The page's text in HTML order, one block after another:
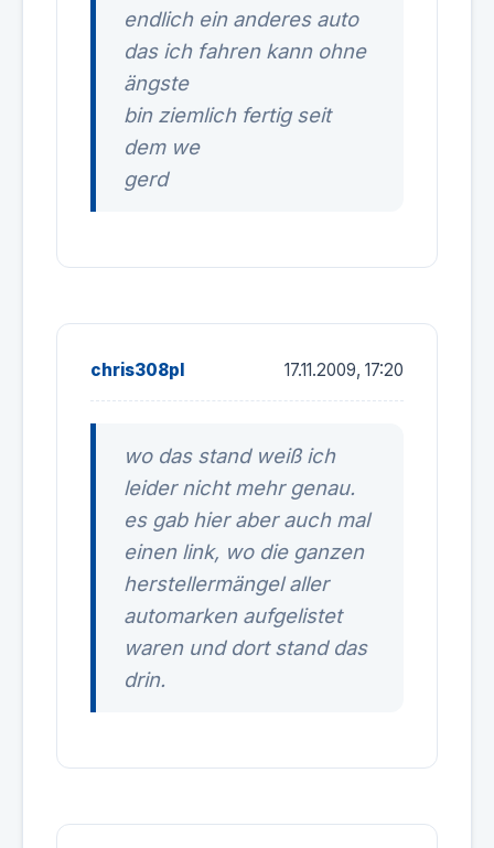
endlich ein anderes auto
das ich fahren kann ohne
ängste
bin ziemlich fertig seit
dem we
gerd
chris308pl 17.11.2009, 17:20
wo das stand weiß ich
leider nicht mehr genau.
es gab hier aber auch mal
einen link, wo die ganzen
herstellermängel aller
automarken aufgelistet
waren und dort stand das
drin.